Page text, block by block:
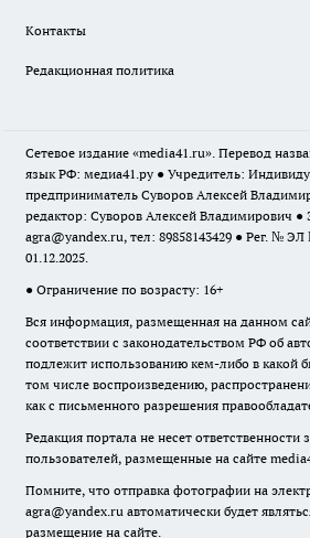
Контакты
Редакционная политика
Сетевое издание «media41.ru». Перевод
язык РФ: медиа41.ру ● Учредитель:
предприниматель Суворов Алексей
редактор: Суворов Алексей Владимирович ●
agra@yandex.ru, тел: 89858143429 ● Рег. №
01.12.2025.
● Ограничение по возрасту: 16+
Вся информация, размещенная на данном
соответствии с законодательством РФ об
подлежит использованию кем-либо в какой
том числе воспроизведению,
как с письменного разрешения
Редакция портала не несет ответственности
пользователей, размещенные на сайте
Помните, что отправка фотографии на
agra@yandex.ru автоматически будет
размещение на сайте.